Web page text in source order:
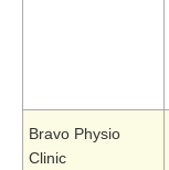
Bravo Physio
Clinic